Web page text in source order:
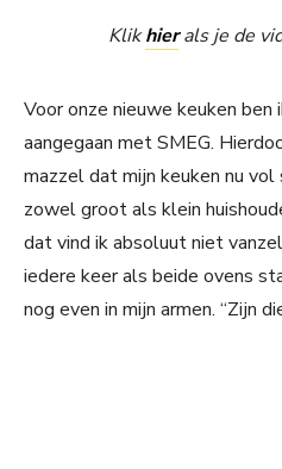
Klikhierals je de
Voor onze nieuwe keuken ben
aangegaan met SMEG.
mazzel dat mijn keuken nu
zowel groot als klein
dat vind ik absoluut niet
iedere keer als beide ovens
nog even in mijn armen. “Zijn